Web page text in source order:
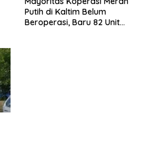
Putih di Kaltim Belum
Beroperasi, Baru 82 Unit